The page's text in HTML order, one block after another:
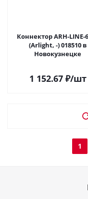
Коннектор ARH-LINE-
(Arlight, -) 018510 в
Новокузнецке
1 152.67₽/шт
1